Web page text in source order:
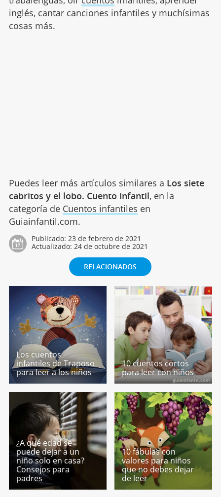
inglés, cantar canciones infantiles y muchísimas
cosas más.
Puedes leer más artículos similares a Los siete
cabritos y el lobo. Cuento infantil, en la
categoría de Cuentos infantiles en
Guiainfantil.com.
Publicado: 23 de febrero de 2021
Actualizado: 24 de octubre de 2021
RELACIONADOS
Los cuentos
infantiles de Traposo
para leer a los niños
10 cuentos cortos
para leer con niños
¿A qué edad se
puede dejar a un
niño solo en casa?
Consejos para
padres
10 fábulas con
valores para niños
que no debes dejar
de leer